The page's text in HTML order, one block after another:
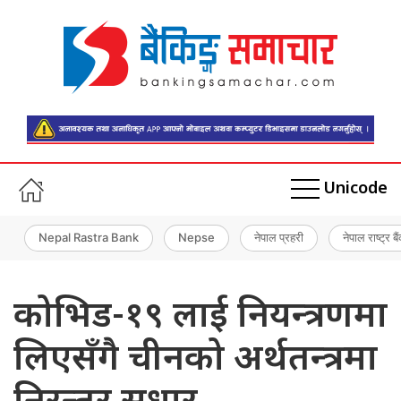
Unicode
Nepal Rastra Bank Nepse नेपाल प्रहरी नेपाल राष्ट्र
कोभिड-१९ लाई नियन्त्रणमा
लिएसँगै चीनको अर्थतन्त्रमा